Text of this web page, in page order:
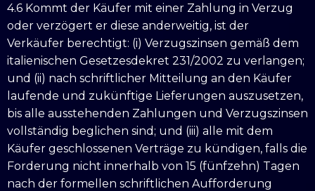
4.6 Kommt der Käufer mit einer Zahlung in Verzug
oder verzögert er diese anderweitig, ist der
Verkäufer berechtigt: (i) Verzugszinsen gemäß dem
italienischen Gesetzesdekret 231/2002 zu verlangen;
und (ii) nach schriftlicher Mitteilung an den Käufer
laufende und zukünftige Lieferungen auszusetzen,
bis alle ausstehenden Zahlungen und Verzugszinsen
vollständig beglichen sind; und (iii) alle mit dem
Käufer geschlossenen Verträge zu kündigen, falls die
Forderung nicht innerhalb von 15 (fünfzehn) Tagen
nach der formellen schriftlichen Aufforderung